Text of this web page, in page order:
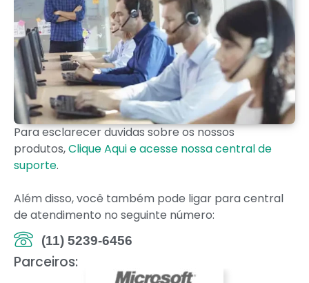
Para esclarecer duvidas sobre os nossos
produtos,Clique Aqui e acesse nossa central de
suporte.
Além disso, você também pode ligar para central
de atendimento no seguinte número:
(11) 5239-6456
Parceiros: